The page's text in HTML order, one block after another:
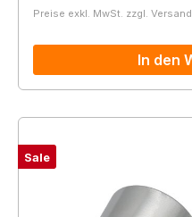
Preise exkl. MwSt. zzgl.
In den
Sale